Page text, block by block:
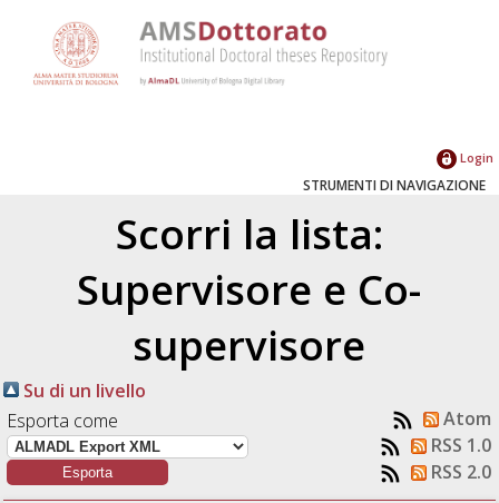
Login
STRUMENTI DI NAVIGAZIONE
Scorri la lista:
Supervisore e Co-
supervisore
Su di un livello
Esporta come
Atom
RSS 1.0
RSS 2.0